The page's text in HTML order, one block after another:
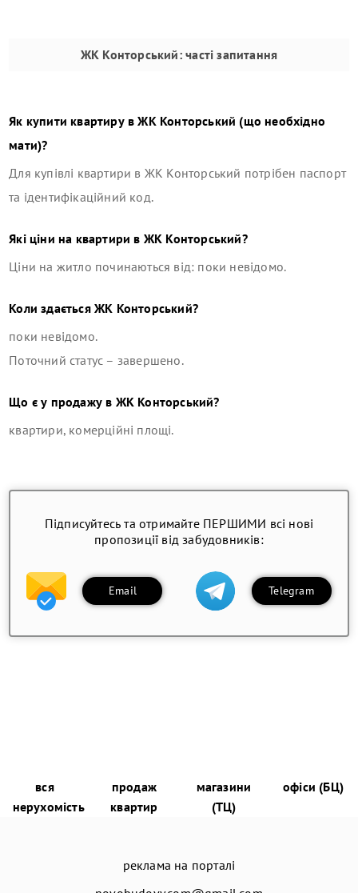
ЖК Конторський: часті запитання
Як купити квартиру вЖК Конторський (що необхідно
мати)?
Для купівлі квартири в ЖК Конторський потрібен паспорт
та ідентифікаційний код.
Які ціни на квартири в ЖК Конторський?
Ціни на житло починаються від: поки невідомо.
Коли здаєтьсяЖК Конторський?
поки невідомо.
Поточний статус – завершено.
Що є у продажу в ЖК Конторський?
квартири, комерційні площі.
Підписуйтесь та отримайте ПЕРШИМИ всі нові
пропозиції від забудовників:
Email Telegram
вся
нерухомість
продаж
квартир
магазини
(ТЦ)
офіси (БЦ)
реклама на порталі